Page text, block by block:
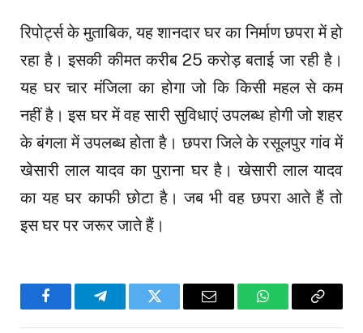
रिपोर्ट्स के मुताबिक, यह शानदार घर का निर्माण छपरा में हो
रहा है। इसकी कीमत करीब 25 करोड़ बताई जा रही है।
यह घर चार मंजिला का होगा जो कि किसी महल से कम
नहीं है। इस घर में वह सारी सुविधाएं उपलब्ध होगी जो शहर
के बंगला में उपलब्ध होता है। छपरा जिले के रसूलपुर गांव में
खेसारी लाल यादव का पुराना घर है। खेसारी लाल यादव
का यह घर काफी छोटा है। जब भी वह छपरा आते हैं तो
इस घर पर जरूर जाते हैं।
FacebookTelegramTwitter Email WhatsAppCopy